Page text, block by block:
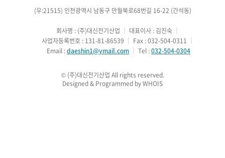
(우:21515) 인천광역시 남동구 만월북로68번길 16-22 (간석동)
        회사명 : (주)대신전기산업
대표이사 : 김진숙 ｜
        사업자등록번호 : 131-81-86539
Fax : 032-504-0311
        Email :
daeshin1@ymail.com Tel : 032-504-0304
© (주)대신전기산업 All rights reserved.
Designed & Programmed by WHOIS